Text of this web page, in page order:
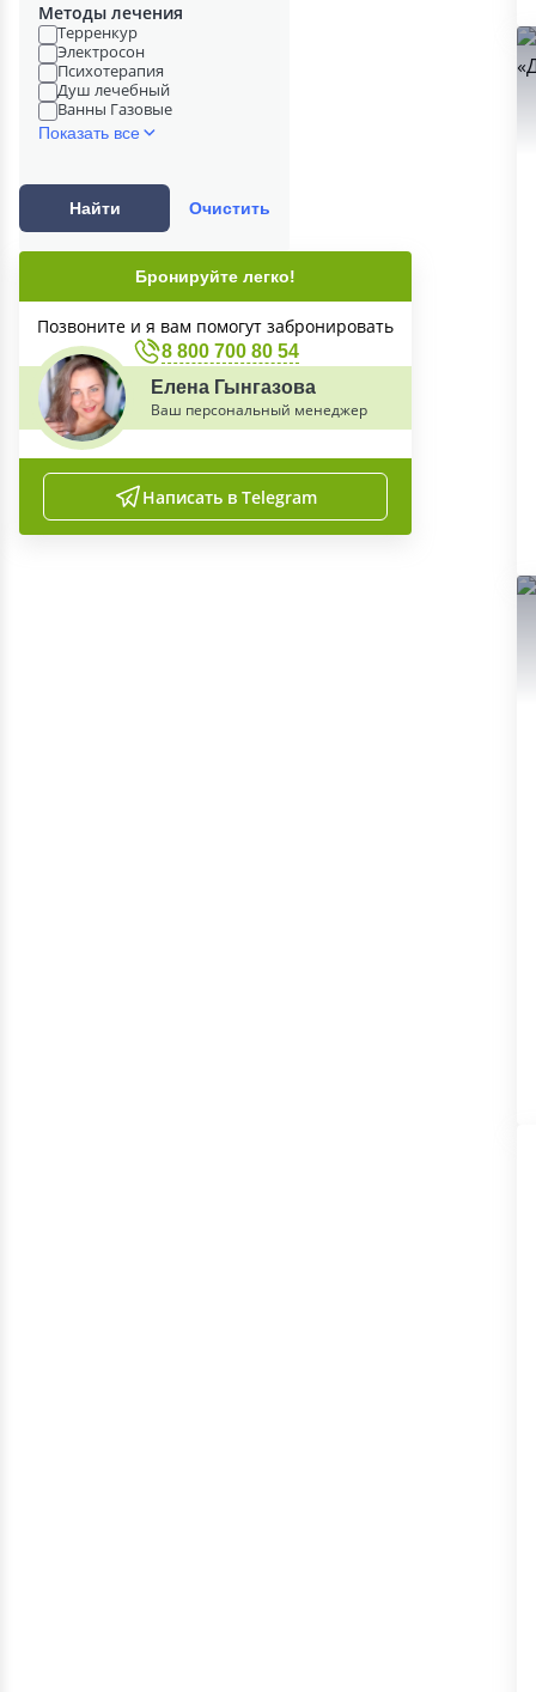
Методы лечения
Терренкур
Электросон
Психотерапия
Душ лечебный
Ванны Газовые
Показать все
Найти Очистить
Бронируйте легко!
Позвоните и я вам помогут забронировать
8 800 700 80 54
Елена Гынгазова
Ваш персональный менеджер
Написать в Telegram